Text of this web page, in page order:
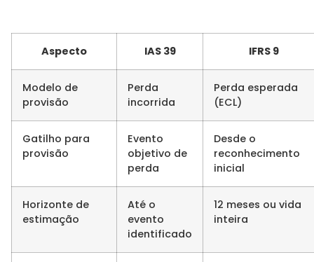
Aspecto IAS 39 IFRS 9
Modelo de
provisão
Perda
incorrida
Perda esperada
(ECL)
Gatilho para
provisão
Evento
objetivo de
perda
Desde o
reconhecimento
inicial
Horizonte de
estimação
Até o
evento
identificado
12 meses ou vida
inteira